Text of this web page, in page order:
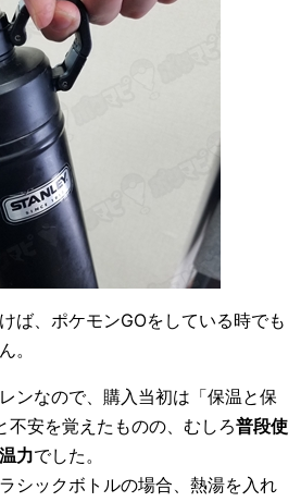
ば、ポケモンGOをしている時でも
。
ンなので、購入当初は「保温と保
安を覚えたものの、むしろ普段使
力でした。
シックボトルの場合、熱湯を入れ